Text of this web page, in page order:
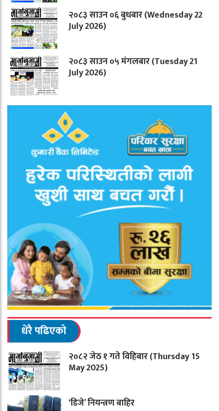
२०८३ साउन ०६ बुधबार (Wednesday 22
July 2026)
२०८३ साउन ०५ मंगलबार (Tuesday 21
July 2026)
धेरै पढिएको
२०८२ जेठ १ गते विहिबार (Thursday 15
May 2025)
‘डिजे’ नियन्त्रण बाहिर